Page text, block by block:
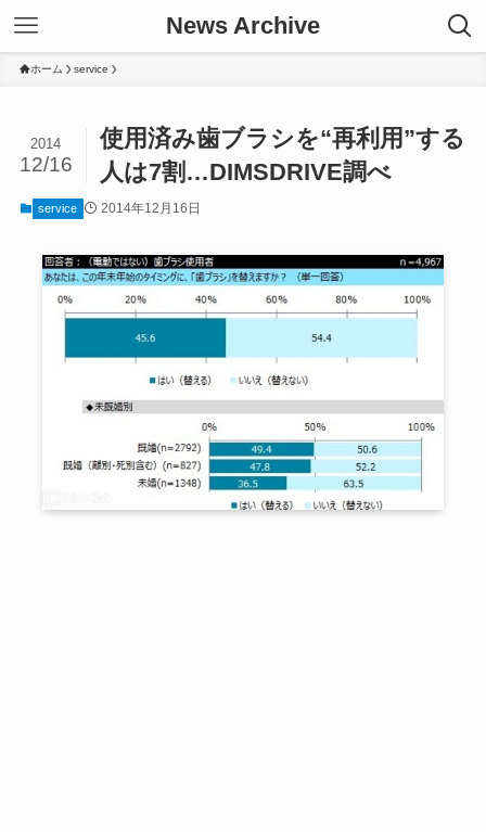
News Archive
ホーム service
使用済み歯ブラシを“再利用”する
人は7割…DIMSDRIVE調べ
2014
12/16
service 2014年12月16日